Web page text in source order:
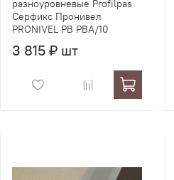
разноуровневые Profilpas
Серфикс Пронивел
PRONIVEL PB PBA/10
3 815 ₽ шт